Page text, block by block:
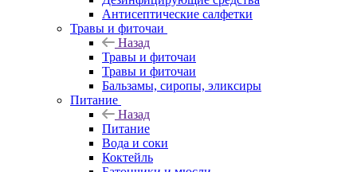
Антисептические салфетки
Травы и фиточаи
Назад
Травы и фиточаи
Травы и фиточаи
Бальзамы, сиропы, эликсиры
Питание
Назад
Питание
Вода и соки
Коктейль